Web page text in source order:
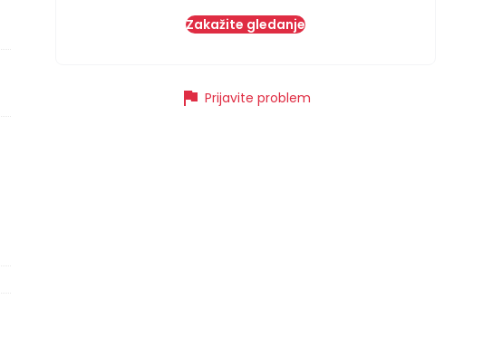
Zakažite gledanje
flag Prijavite problem